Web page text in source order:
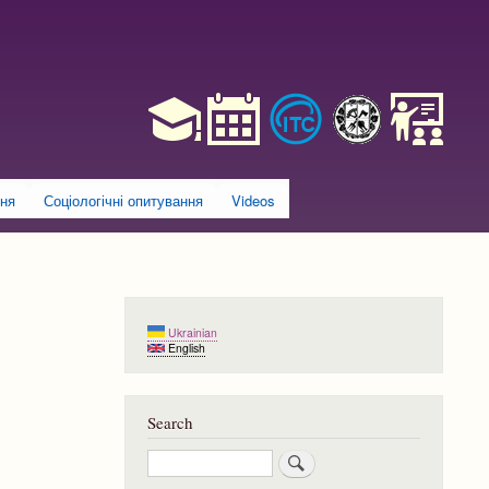
Соціологічні опитування Videos
Ukrainian
English
Search
Search